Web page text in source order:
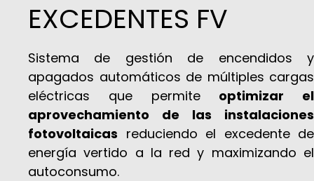
EXCEDENTES FV
Sistema de gestión de encendidos y
apagados automáticos de múltiples cargas
eléctricas que permite optimizar el
aprovechamiento de las instalaciones
fotovoltaicas reduciendo el excedente de
energía vertido a la red y maximizando el
autoconsumo.